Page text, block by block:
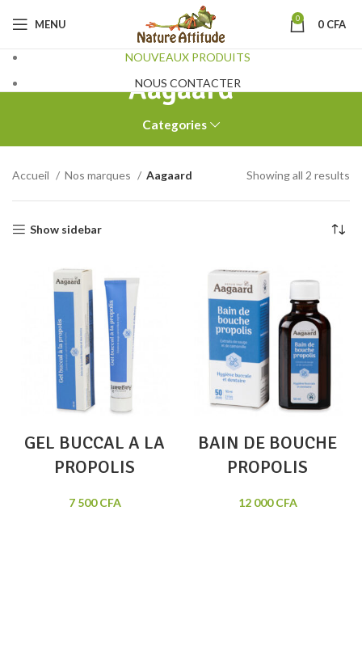
MENU 0 0 CFA
NOUVEAUX PRODUITS
NOUS CONTACTER
Aagaard
Categories
Accueil Nos marques Aagaard Showing all 2 results
Show sidebar
GEL BUCCAL A LA
PROPOLIS
7 500CFA
BAIN DE BOUCHE
PROPOLIS
12 000CFA